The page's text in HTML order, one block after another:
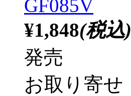
GF085V
¥1,848(税込)
発売
お取り寄せ